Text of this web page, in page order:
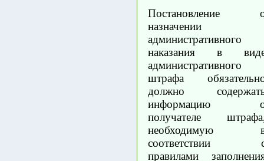
Постановление
назначении
административного
наказания в
административного
штрафа
должно
информацию
получателе
необходимую
соответствии
правилами